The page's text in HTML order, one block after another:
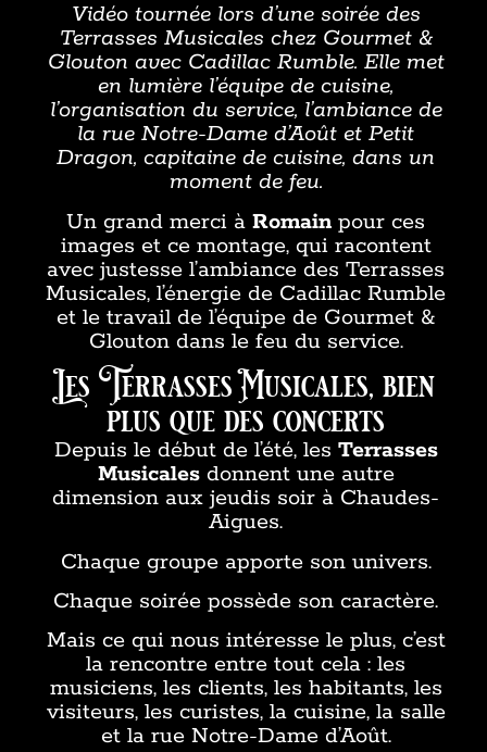
Vidéo tournée lors d’une soirée des
Terrasses Musicales chez Gourmet &
Glouton avec Cadillac Rumble. Elle met
en lumière l’équipe de cuisine,
l’organisation du service, l’ambiance de
la rue Notre-Dame d’Août et Petit
Dragon, capitaine de cuisine, dans un
moment de feu.
Un grand merci àRomain pour ces
images et ce montage, qui racontent
avec justesse l’ambiance des Terrasses
Musicales, l’énergie de Cadillac Rumble
et le travail de l’équipe de Gourmet &
Glouton dans le feu du service.
Les Terrasses Musicales, bien
plus que des concerts
Depuis le début de l’été, les Terrasses
Musicalesdonnent une autre
dimension aux jeudis soir à Chaudes-
Aigues.
Chaque groupe apporte son univers.
Chaque soirée possède son caractère.
Mais ce qui nous intéresse le plus, c’est
la rencontre entre tout cela : les
musiciens, les clients, les habitants, les
visiteurs, les curistes, la cuisine, la salle
et la rue Notre-Dame d’Août.